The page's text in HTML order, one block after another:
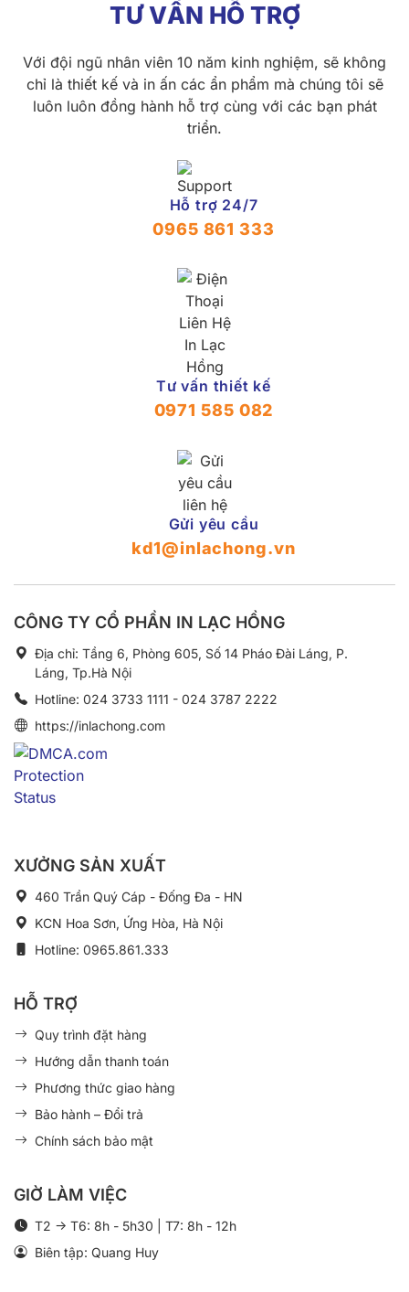
TƯ VẤN HỖ TRỢ
Với đội ngũ nhân viên 10 năm kinh nghiệm, sẽ không
chỉ là thiết kế và in ấn các ẩn phẩm mà chúng tôi sẽ
luôn luôn đồng hành hỗ trợ cùng với các bạn phát
triển.
Hỗ trợ 24/7
0965 861 333
Tư vấn thiết kế
0971 585 082
Gửi yêu cầu
kd1@inlachong.vn
CÔNG TY CỔ PHẦN IN LẠC HỒNG
Địa chỉ: Tầng 6, Phòng 605, Số 14 Pháo Đài Láng, P.
Láng, Tp.Hà Nội
Hotline: 024 3733 1111 - 024 3787 2222
https://inlachong.com
XƯỞNG SẢN XUẤT
460 Trần Quý Cáp - Đống Đa - HN
KCN Hoa Sơn, Ứng Hòa, Hà Nội
Hotline: 0965.861.333
HỖ TRỢ
Quy trình đặt hàng
Hướng dẫn thanh toán
Phương thức giao hàng
Bảo hành – Đổi trả
Chính sách bảo mật
GIỜ LÀM VIỆC
T2 -> T6: 8h - 5h30 | T7: 8h - 12h
Biên tập: Quang Huy